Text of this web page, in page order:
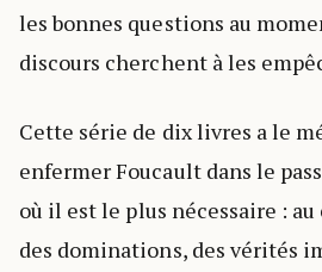
les bonnes questions au
discours cherchent à les
Cette série de dix livres a le
enfermer Foucault dans le
où il est le plus nécessaire :
des dominations, des vérités